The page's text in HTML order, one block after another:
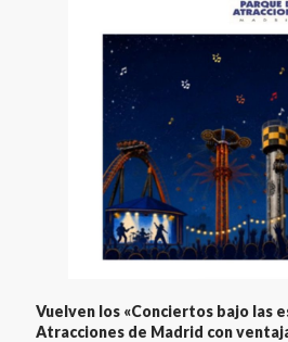
Vuelven los «Conciertos bajo las
Atracciones de Madrid con